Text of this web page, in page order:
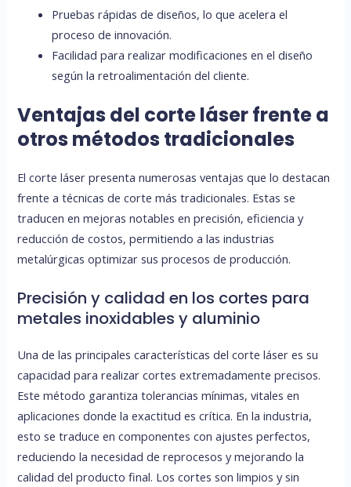
Pruebas rápidas de diseños, lo que acelera el
proceso de innovación.
Facilidad para realizar modificaciones en el diseño
según la retroalimentación del cliente.
Ventajas del corte láser frente a
otros métodos tradicionales
El corte láser presenta numerosas ventajas que lo destacan
frente a técnicas de corte más tradicionales. Estas se
traducen en mejoras notables en precisión, eficiencia y
reducción de costos, permitiendo a las industrias
metalúrgicas optimizar sus procesos de producción.
Precisión y calidad en los cortes para
metales inoxidables y aluminio
Una de las principales características del corte láser es su
capacidad para realizar cortes extremadamente precisos.
Este método garantiza tolerancias mínimas, vitales en
aplicaciones donde la exactitud es crítica. En la industria,
esto se traduce en componentes con ajustes perfectos,
reduciendo la necesidad de reprocesos y mejorando la
calidad del producto final. Los cortes son limpios y sin